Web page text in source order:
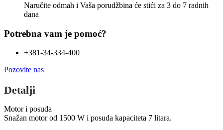
Naručite odmah i Vaša porudžbina će stići za 3 do 7 radnih
dana
Potrebna vam je pomoć?
+381-34-334-400
Pozovite nas
Detalji
Motor i posuda
Snažan motor od 1500 W i posuda kapaciteta 7 litara.